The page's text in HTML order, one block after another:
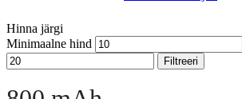
Hinna järgi
Minimaalne hind
Filtreeri